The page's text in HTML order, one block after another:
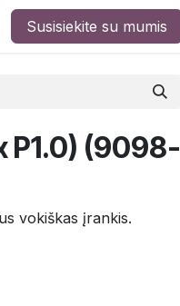
Susisiekite su mumis
P1.0) (9098-
vokiškas įrankis.